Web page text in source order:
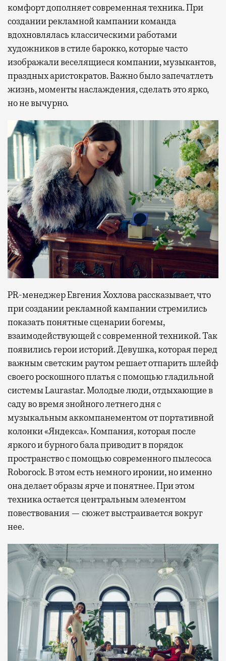
комфорт дополняет современная техника. При
создании рекламной кампании команда
вдохновлялась классическими работами
художников в стиле барокко, которые часто
изображали веселящиеся компании, музыкантов,
праздных аристократов. Важно было запечатлеть
жизнь, моменты наслаждения, сделать это ярко,
но не вычурно.
PR-менеджер Евгения Хохлова рассказывает, что
при создании рекламной кампании стремились
показать понятные сценарии богемы,
взаимодействующей с современной техникой. Так
появились герои историй. Девушка, которая перед
важным светским раутом решает отпарить шлейф
своего роскошного платья с помощью гладильной
системы Laurastar. Молодые люди, отдыхающие в
саду во время знойного летнего дня с
музыкальным аккомпанементом от портативной
колонки «Яндекса». Компания, которая после
яркого и бурного бала приводит в порядок
пространство с помощью современного пылесоса
Roborock. В этом есть немного иронии, но именно
она делает образы ярче и понятнее. При этом
техника остается центральным элементом
повествования — сюжет выстраивается вокруг
нее.